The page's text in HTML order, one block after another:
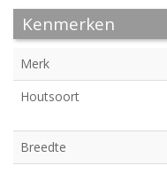
Kenmerken
Merk
Houtsoort
Breedte